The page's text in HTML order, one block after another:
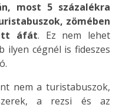
most 5 százalékra
zömében
áfát. Ez nem lehet
ilyen cégnél is fideszes
nem a turistabuszok,
a rezsi és az